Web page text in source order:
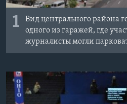
1
Вид центрального района
одного из гаражей, где
журналисты могли